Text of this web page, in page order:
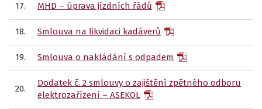
17. MHD – úprava jízdních řádů
18. Smlouva na likvidaci kadáverů
19. Smlouva o nakládání s odpadem
20.
Dodatek č. 2 smlouvy o zajištění zpětného odboru
elektrozařízení – ASEKOL